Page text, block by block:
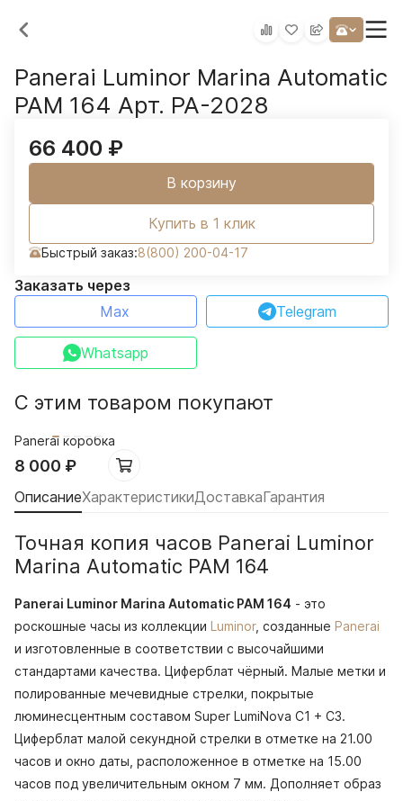
Panerai Luminor Marina Automatic
PAM 164 Арт. PA-2028
66 400 ₽
В корзину
Купить в 1 клик
Быстрый заказ:8(800) 200-04-17
Заказать через
Max
Telegram
Whatsapp
С этим товаром покупают
Panerai коробка
8 000 ₽
ОписаниеХарактеристикиДоставкаГарантия
Точная копия часов Panerai Luminor
Marina Automatic PAM 164
Panerai Luminor Marina Automatic PAM 164 - это
роскошные часы из коллекции Luminor, созданные Panerai
и изготовленные в соответствии с высочайшими
стандартами качества. Циферблат чёрный. Малые метки и
полированные мечевидные стрелки, покрытые
люминесцентным составом Super LumiNova С1 + С3.
Циферблат малой секундной стрелки в отметке на 21.00
часов и окно даты, расположенное в отметке на 15.00
часов под увеличительным окном 7 мм. Дополняет образ